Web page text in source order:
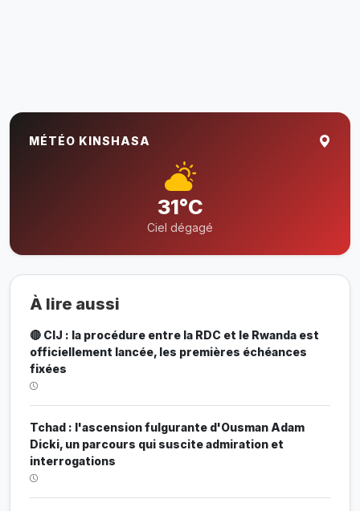
MÉTÉO KINSHASA
31°C
Ciel dégagé
À lire aussi
🔴 CIJ : la procédure entre la RDC et le Rwanda est
officiellement lancée, les premières échéances
fixées
Tchad : l'ascension fulgurante d'Ousman Adam
Dicki, un parcours qui suscite admiration et
interrogations